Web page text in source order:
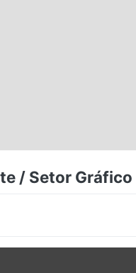
/ Setor Gráfico